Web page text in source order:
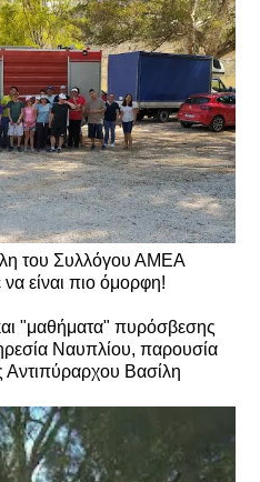
του Συλλόγου ΑΜΕΑ
είναι πιο όμορφη!
"μαθήματα" πυρόσβεσης
Ναυπλίου, παρουσία
Αντιπύραρχου Βασίλη